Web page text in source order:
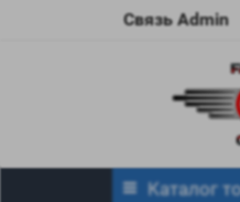
Связь Admin
Каталог